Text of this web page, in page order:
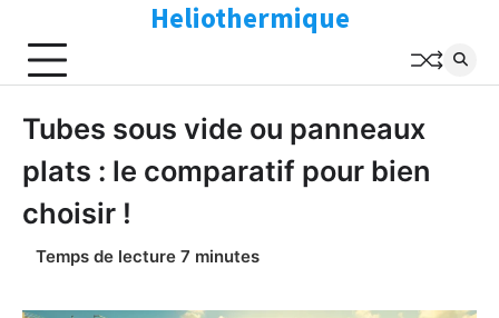
content
Heliothermique
Tubes sous vide ou panneaux
plats : le comparatif pour bien
choisir !